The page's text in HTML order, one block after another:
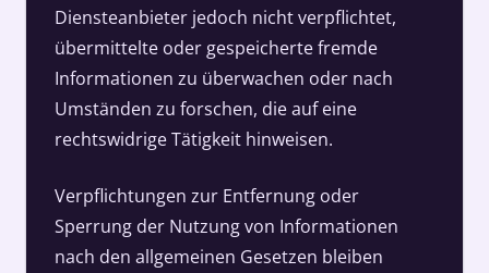
Diensteanbieter jedoch nicht verpflichtet,
übermittelte oder gespeicherte fremde
Informationen zu überwachen oder nach
Umständen zu forschen, die auf eine
rechtswidrige Tätigkeit hinweisen.
Verpflichtungen zur Entfernung oder
Sperrung der Nutzung von Informationen
nach den allgemeinen Gesetzen bleiben